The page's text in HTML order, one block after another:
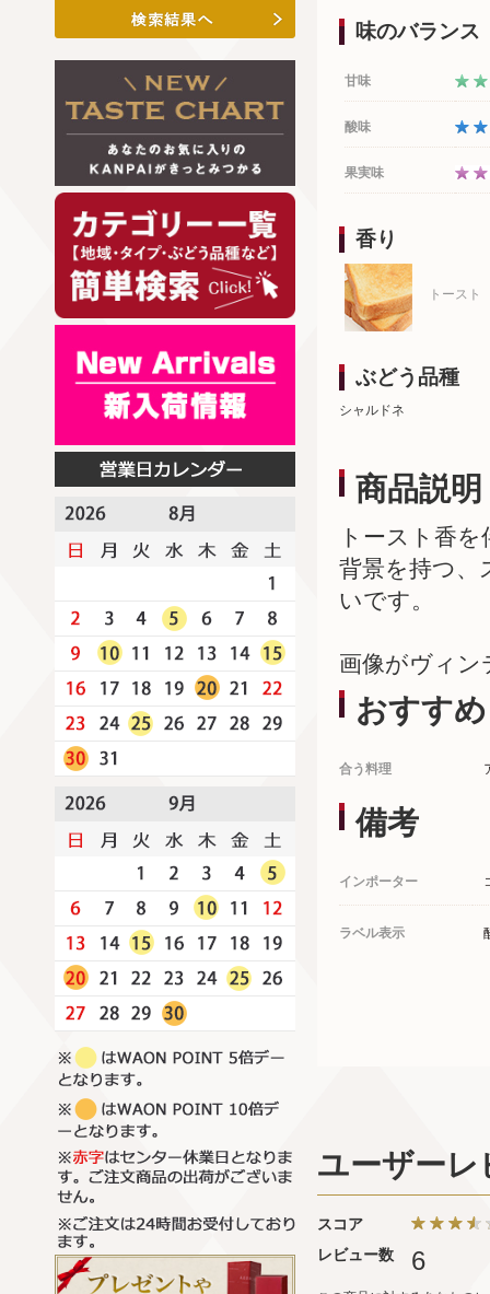
味のバランス
甘味
酸味
果実味
香り
トースト
ぶどう品種
シャルドネ
商品説明
トースト香
背景を持つ、
いです。
画像がヴィン
おすすめ
合う料理
備考
インポーター
ラベル表示
ユーザーレ
スコア
レビュー数
6